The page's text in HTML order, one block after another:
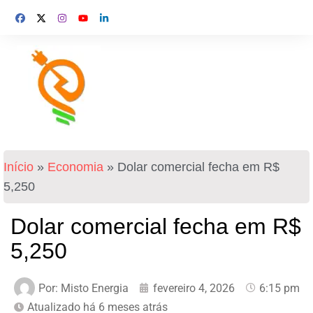
Início » Economia » Dolar comercial fecha em R$
5,250
Dolar comercial fecha em R$
5,250
Por: Misto Energia fevereiro 4, 2026
6:15 pm
Atualizado há 6 meses atrás